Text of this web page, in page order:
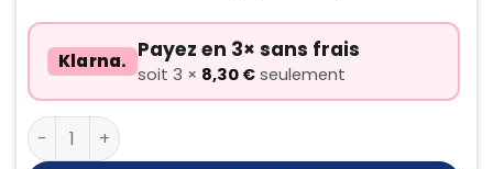
Klarna. Payez en 3× sans frais
soit 3 × 8,30 € seulement
quantité de Peluche Aligatueur